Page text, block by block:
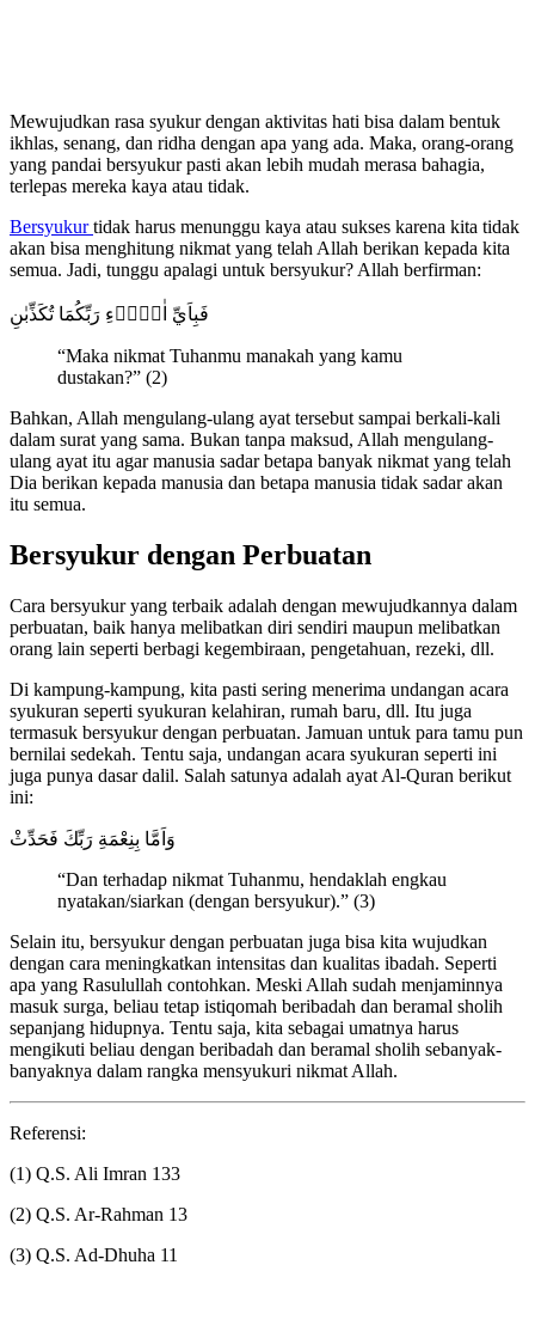
Mewujudkan rasa syukur dengan aktivitas hati bisa dalam bentuk
ikhlas, senang, dan ridha dengan apa yang ada. Maka, orang-orang
yang pandai bersyukur pasti akan lebih mudah merasa bahagia,
terlepas mereka kaya atau tidak.
Bersyukurtidak harus menunggu kaya atau sukses karena kita tidak
akan bisa menghitung nikmat yang telah Allah berikan kepada kita
semua. Jadi, tunggu apalagi untuk bersyukur? Allah berfirman:
فَبِاَيِّ اٰلَاۤءِ رَبِّكُمَا تُكَذِّبٰنِ
“Maka nikmat Tuhanmu manakah yang kamu
dustakan?” (2)
Bahkan, Allah mengulang-ulang ayat tersebut sampai berkali-kali
dalam surat yang sama. Bukan tanpa maksud, Allah mengulang-
ulang ayat itu agar manusia sadar betapa banyak nikmat yang telah
Dia berikan kepada manusia dan betapa manusia tidak sadar akan
itu semua.
Bersyukur dengan Perbuatan
Cara bersyukur yang terbaik adalah dengan mewujudkannya dalam
perbuatan, baik hanya melibatkan diri sendiri maupun melibatkan
orang lain seperti berbagi kegembiraan, pengetahuan, rezeki, dll.
Di kampung-kampung, kita pasti sering menerima undangan acara
syukuran seperti syukuran kelahiran, rumah baru, dll. Itu juga
termasuk bersyukur dengan perbuatan. Jamuan untuk para tamu pun
bernilai sedekah. Tentu saja, undangan acara syukuran seperti ini
juga punya dasar dalil. Salah satunya adalah ayat Al-Quran berikut
ini:
وَاَمَّا بِنِعْمَةِ رَبِّكَ فَحَدِّثْ
“Dan terhadap nikmat Tuhanmu, hendaklah engkau
nyatakan/siarkan (dengan bersyukur).” (3)
Selain itu, bersyukur dengan perbuatan juga bisa kita wujudkan
dengan cara meningkatkan intensitas dan kualitas ibadah. Seperti
apa yang Rasulullah contohkan. Meski Allah sudah menjaminnya
masuk surga, beliau tetap istiqomah beribadah dan beramal sholih
sepanjang hidupnya. Tentu saja, kita sebagai umatnya harus
mengikuti beliau dengan beribadah dan beramal sholih sebanyak-
banyaknya dalam rangka mensyukuri nikmat Allah.
Referensi:
(1) Q.S. Ali Imran 133
(2) Q.S. Ar-Rahman 13
(3) Q.S. Ad-Dhuha 11